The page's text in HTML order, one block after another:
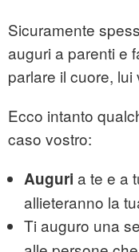
Sicuramente
auguri a parenti e
parlare il cuore,
Ecco intanto
caso vostro:
Auguri a te e a
allieteranno la
Ti auguro una